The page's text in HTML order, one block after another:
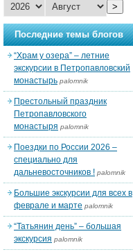
>
Последние темы блогов
“Храм у озера” – летние
экскурсии в Петропавловский
монастырь palomnik
Престольный праздник
Петропавловского
монастыря palomnik
Поездки по России 2026 –
специально для
дальневосточников ! palomnik
Большие экскурсии для всех в
феврале и марте palomnik
“Татьянин день” – большая
экскурсия palomnik